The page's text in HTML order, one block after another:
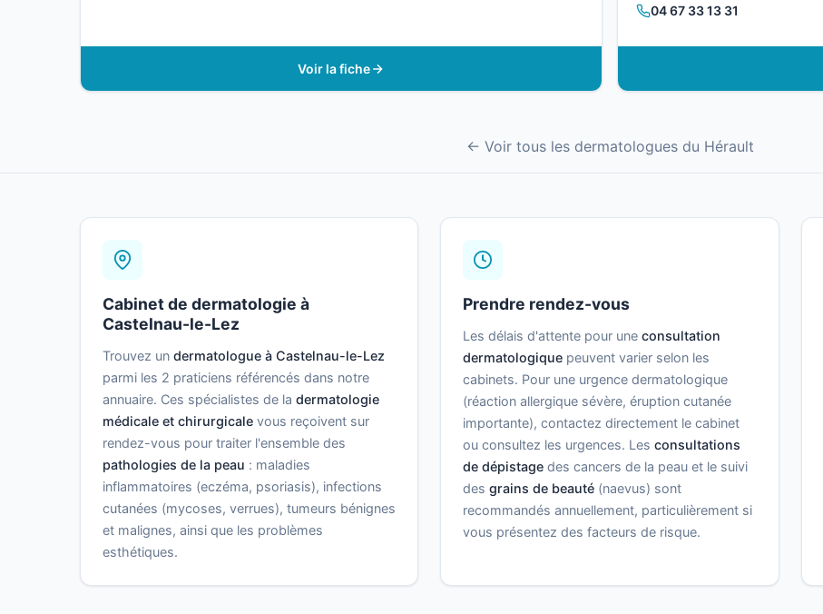
Voir la fiche
04 67 33 13 31
← Voir tous les dermatologues du Hérault
Cabinet de dermatologie à
Castelnau-le-Lez
Trouvez un dermatologue à Castelnau-le-Lez
parmi les 2 praticiens référencés dans notre
annuaire. Ces spécialistes de la dermatologie
médicale et chirurgicale vous reçoivent sur
rendez-vous pour traiter l'ensemble des
pathologies de la peau : maladies
inflammatoires (eczéma, psoriasis), infections
cutanées (mycoses, verrues), tumeurs bénignes
et malignes, ainsi que les problèmes
esthétiques.
Prendre rendez-vous
Les délais d'attente pour uneconsultation
dermatologique peuvent varier selon les
cabinets. Pour une urgence dermatologique
(réaction allergique sévère, éruption cutanée
importante), contactez directement le cabinet
ou consultez les urgences. Lesconsultations
de dépistage des cancers de la peau et le suivi
desgrains de beauté (naevus) sont
recommandés annuellement, particulièrement si
vous présentez des facteurs de risque.